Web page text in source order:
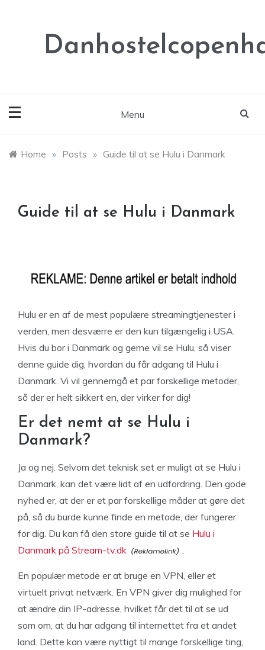
Menu
Home » Posts » Guide til at se Hulu i Danmark
Guide til at se Hulu i Danmark
Hulu er en af de mest populære streamingtjenester i
verden, men desværre er den kun tilgængelig i USA.
Hvis du bor i Danmark og gerne vil se Hulu, så viser
denne guide dig, hvordan du får adgang til Hulu i
Danmark. Vi vil gennemgå et par forskellige metoder,
så der er helt sikkert en, der virker for dig!
Er det nemt at se Hulu i
Danmark?
Ja og nej. Selvom det teknisk set er muligt at se Hulu i
Danmark, kan det være lidt af en udfordring. Den gode
nyhed er, at der er et par forskellige måder at gøre det
på, så du burde kunne finde en metode, der fungerer
for dig. Du kan få den store guide til at se Hulu i
Danmark på Stream-tv.dk
.
En populær metode er at bruge en VPN, eller et
virtuelt privat netværk. En VPN giver dig mulighed for
at ændre din IP-adresse, hvilket får det til at se ud
som om, at du har adgang til internettet fra et andet
land. Dette kan være nyttigt til mange forskellige ting,